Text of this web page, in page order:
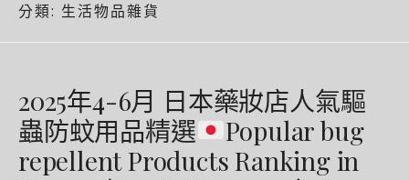
分類: 生活物品雜貨
2025年4-6月 日本藥妝店人氣驅
蟲防蚊用品精選
Popular bug
repellent Products Ranking in